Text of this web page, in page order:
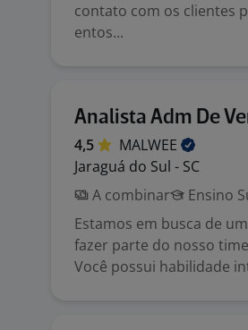
contato com os clientes
entos...
Analista Adm De
4,5
MALWEE
Jaraguá do Sul - SC
A combinar
Ensino
Estamos em busca de
fazer parte do nosso time
Você possui habilidade